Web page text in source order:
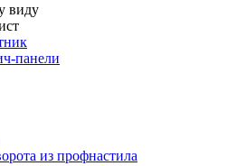
виду
панели
из профнастила